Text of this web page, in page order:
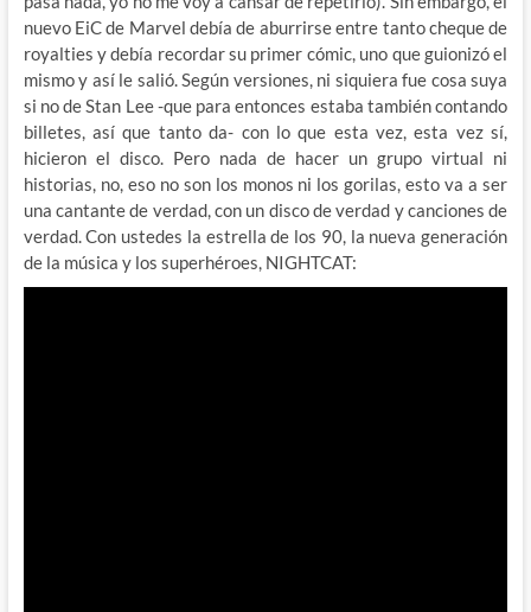
nuevo EiC de Marvel debía de aburrirse entre tanto cheque de
royalties y debía recordar su primer cómic, uno que guionizó el
mismo y así le salió. Según versiones, ni siquiera fue cosa suya
si no de Stan Lee -que para entonces estaba también contando
billetes, así que tanto da- con lo que esta vez, esta vez sí,
hicieron el disco. Pero nada de hacer un grupo virtual ni
historias, no, eso no son los monos ni los gorilas, esto va a ser
una cantante de verdad, con un disco de verdad y canciones de
verdad. Con ustedes la estrella de los 90, la nueva generación
de la música y los superhéroes, NIGHTCAT: